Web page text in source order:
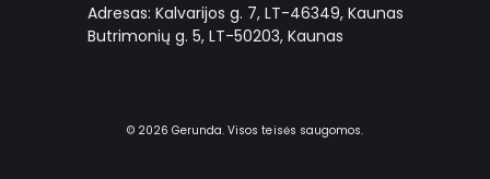
Adresas: Kalvarijos g. 7, LT-46349, Kaunas
Butrimonių g. 5, LT-50203, Kaunas
© 2026 Gerunda. Visos teisės saugomos.